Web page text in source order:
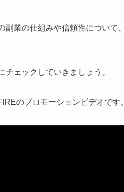
業の仕組みや信頼性について
ェックしていきましょう。
のプロモーションビデオです。